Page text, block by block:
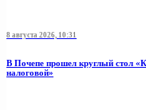
8 августа 2026, 10:31
В Почепе прошел круглый стол
налоговой»